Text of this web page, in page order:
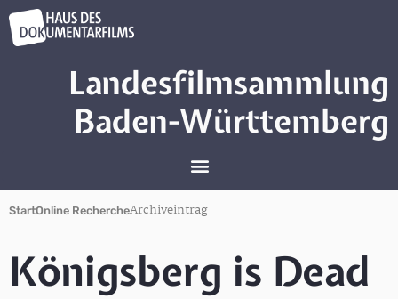
Landesfilmsammlung
Baden-Württemberg
StartOnline RechercheArchiveintrag
Königsberg is Dead